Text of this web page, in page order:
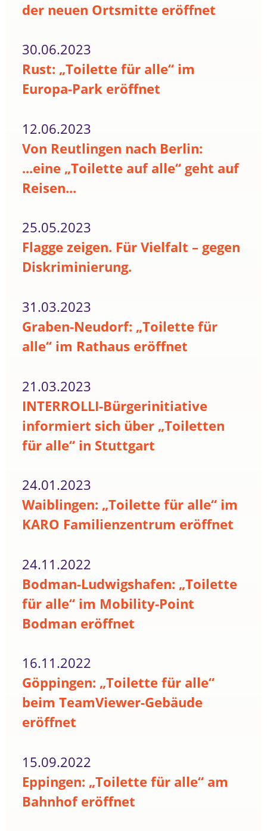
der neuen Ortsmitte eröffnet
30.06.2023
Rust: „Toilette für alle“ im
Europa-Park eröffnet
12.06.2023
Von Reutlingen nach Berlin:
...eine „Toilette auf alle“ geht auf
Reisen...
25.05.2023
Flagge zeigen. Für Vielfalt – gegen
Diskriminierung.
31.03.2023
Graben-Neudorf: „Toilette für
alle“ im Rathaus eröffnet
21.03.2023
INTERROLLI-Bürgerinitiative
informiert sich über „Toiletten
für alle“ in Stuttgart
24.01.2023
Waiblingen: „Toilette für alle“ im
KARO Familienzentrum eröffnet
24.11.2022
Bodman-Ludwigshafen: „Toilette
für alle“ im Mobility-Point
Bodman eröffnet
16.11.2022
Göppingen: „Toilette für alle“
beim TeamViewer-Gebäude
eröffnet
15.09.2022
Eppingen: „Toilette für alle“ am
Bahnhof eröffnet